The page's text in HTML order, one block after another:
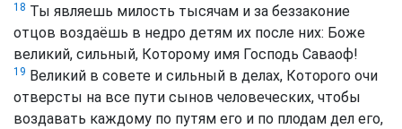
18 Ты являешь милость тысячам и за беззаконие
отцов воздаёшь в недро детям их после них: Боже
великий, сильный, Которому имя Господь Саваоф!
19 Великий в совете и сильный в делах, Которого очи
отверсты на все пути сынов человеческих, чтобы
воздавать каждому по путям его и по плодам дел его,